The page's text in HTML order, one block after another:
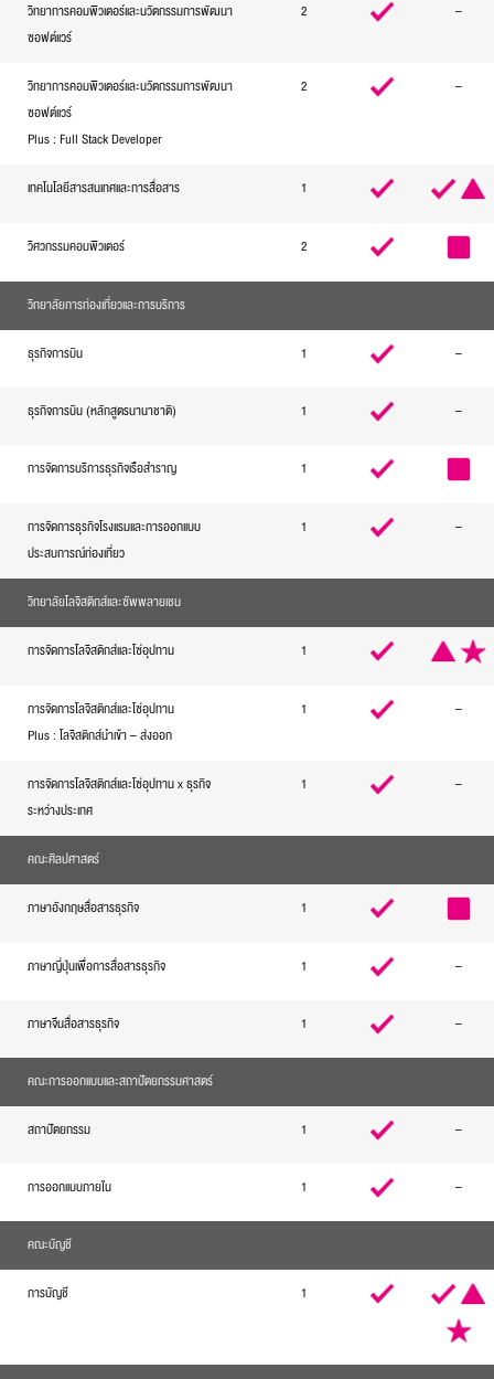
วิทยาการคอมพิวเตอร์และนวัตกรรมการพัฒนา
ซอฟต์แวร์
2 –
วิทยาการคอมพิวเตอร์และนวัตกรรมการพัฒนา
ซอฟต์แวร์
Plus : Full Stack Developer
2 –
เทคโนโลยีสารสนเทศและการสื่อสาร 1
วิศวกรรมคอมพิวเตอร์ 2
วิทยาลัยการท่องเที่ยวและการบริการ
ธุรกิจการบิน 1 –
ธุรกิจการบิน (หลักสูตรนานาชาติ) 1 –
การจัดการบริการธุรกิจเรือสำราญ 1
การจัดการธุรกิจโรงแรมและการออกแบบ
ประสบการณ์ท่องเที่ยว
1 –
วิทยาลัยโลจิสติกส์และซัพพลายเชน
การจัดการโลจิสติกส์และโซ่อุปทาน 1
การจัดการโลจิสติกส์และโซ่อุปทาน
Plus : โลจิสติกส์นำเข้า – ส่งออก
1 –
การจัดการโลจิสติกส์และโซ่อุปทาน x ธุรกิจ
ระหว่างประเทศ
1 –
คณะศิลปศาสตร์
ภาษาอังกฤษสื่อสารธุรกิจ 1
ภาษาญี่ปุ่นเพื่อการสื่อสารธุรกิจ 1 –
ภาษาจีนสื่อสารธุรกิจ 1 –
คณะการออกแบบและสถาปัตยกรรมศาสตร์
สถาปัตยกรรม 1 –
การออกแบบภายใน 1 –
คณะบัญชี
การบัญชี 1